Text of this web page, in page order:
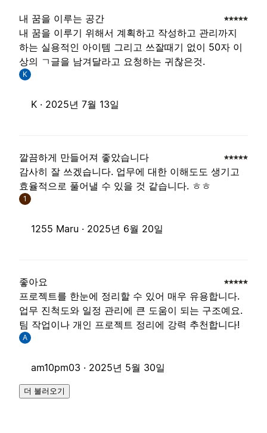
내 꿈을 이루는 공간
내 꿈을 이루기 위해서 계획하고 작성하고 관리까지
하는 실용적인 아이템 그리고 쓰잘때기 없이 50자 이
상의 ㄱ글을 남겨달라고 요청하는 귀찮은것.
K
K · 2025년 7월 13일
깔끔하게 만들어져 좋았습니다
감사히 잘 쓰겠습니다. 업무에 대한 이해도도 생기고
효율적으로 풀어낼 수 있을 것 같습니다. ㅎㅎ
1
1255 Maru · 2025년 6월 20일
좋아요
프로젝트를 한눈에 정리할 수 있어 매우 유용합니다.
업무 진척도와 일정 관리에 큰 도움이 되는 구조예요.
팀 작업이나 개인 프로젝트 정리에 강력 추천합니다!
A
am10pm03 · 2025년 5월 30일
더 불러오기